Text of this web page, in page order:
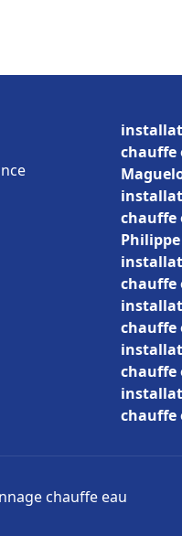
chauffe
chauffe
Philippe
chauffe
chauffe
chauffe
chauffe
chauffe eau